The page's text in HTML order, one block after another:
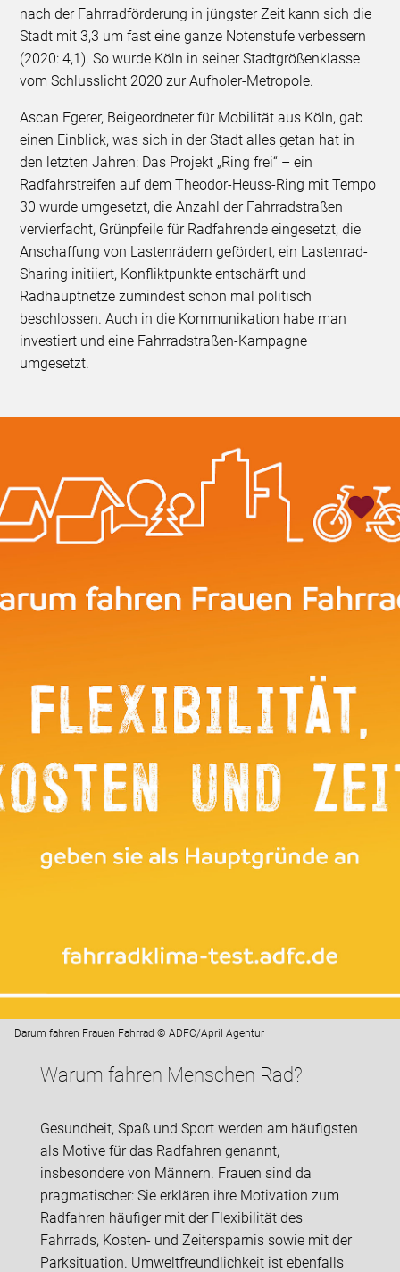
nach der Fahrradförderung in jüngster Zeit kann sich die
Stadt mit 3,3 um fast eine ganze Notenstufe verbessern
(2020: 4,1). So wurde Köln in seiner Stadtgrößenklasse
vom Schlusslicht 2020 zur Aufholer-Metropole.
Ascan Egerer, Beigeordneter für Mobilität aus Köln, gab
einen Einblick, was sich in der Stadt alles getan hat in
den letzten Jahren: Das Projekt „Ring frei“ – ein
Radfahrstreifen auf dem Theodor-Heuss-Ring mit Tempo
30 wurde umgesetzt, die Anzahl der Fahrradstraßen
vervierfacht, Grünpfeile für Radfahrende eingesetzt, die
Anschaffung von Lastenrädern gefördert, ein Lastenrad-
Sharing initiiert, Konfliktpunkte entschärft und
Radhauptnetze zumindest schon mal politisch
beschlossen. Auch in die Kommunikation habe man
investiert und eine Fahrradstraßen-Kampagne
umgesetzt.
Darum fahren Frauen Fahrrad © ADFC/April Agentur
Warum fahren Menschen Rad?
Gesundheit, Spaß und Sport werden am häufigsten
als Motive für das Radfahren genannt,
insbesondere von Männern. Frauen sind da
pragmatischer: Sie erklären ihre Motivation zum
Radfahren häufiger mit der Flexibilität des
Fahrrads, Kosten- und Zeitersparnis sowie mit der
Parksituation. Umweltfreundlichkeit ist ebenfalls